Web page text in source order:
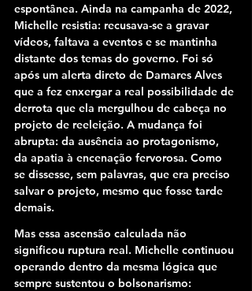
espontânea. Ainda na campanha de 2022,
Michelle resistia: recusava-se a gravar
vídeos, faltava a eventos e se mantinha
distante dos temas do governo. Foi só
após um alerta direto de Damares Alves
que a fez enxergar a real possibilidade de
derrota que ela mergulhou de cabeça no
projeto de reeleição. A mudança foi
abrupta: da ausência ao protagonismo,
da apatia à encenação fervorosa. Como
se dissesse, sem palavras, que era preciso
salvar o projeto, mesmo que fosse tarde
demais.
Mas essa ascensão calculada não
significou ruptura real. Michelle continuou
operando dentro da mesma lógica que
sempre sustentou o bolsonarismo: